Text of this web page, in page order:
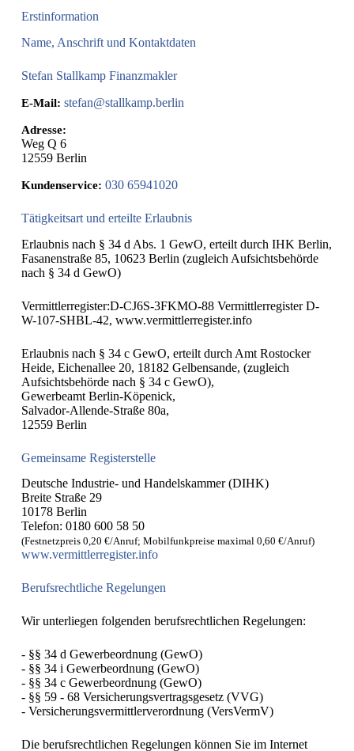
Erstinformation
Name, Anschrift und Kontaktdaten
Stefan Stallkamp Finanzmakler
E-Mail: stefan@stallkamp.berlin
Adresse:
Weg Q 6
12559 Berlin
Kundenservice: 030 65941020
Tätigkeitsart und erteilte Erlaubnis
Erlaubnis nach § 34 d Abs. 1 GewO, erteilt durch IHK Berlin,
Fasanenstraße 85, 10623 Berlin (zugleich Aufsichtsbehörde
nach § 34 d GewO)
Vermittlerregister:D-CJ6S-3FKMO-88 Vermittlerregister D-
W-107-SHBL-42, www.vermittlerregister.info
Erlaubnis nach § 34 c GewO, erteilt durch Amt Rostocker
Heide, Eichenallee 20, 18182 Gelbensande, (zugleich
Aufsichtsbehörde nach § 34 c GewO),
Gewerbeamt Berlin-Köpenick,
Salvador-Allende-Straße 80a,
12559 Berlin
Gemeinsame Registerstelle
Deutsche Industrie- und Handelskammer (DIHK)
Breite Straße 29
10178 Berlin
Telefon: 0180 600 58 50
(Festnetzpreis 0,20 €/​Anruf; Mobilfunk­preise maximal 0,60 €/​Anruf)
www​.ver​mitt​ler​re​gis​ter​.info
Berufsrechtliche Regelungen
Wir unterliegen folgenden berufsrechtlichen Regelungen:
- §§ 34 d Gewerbeordnung (GewO)
- §§ 34 i Gewerbeordnung (GewO)
- §§ 34 c Gewerbeordnung (GewO)
- §§ 59 - 68 Versicherungsvertragsgesetz (VVG)
- Versicherungsvermittlerverordnung (VersVermV)
Die berufsrechtlichen Regelungen können Sie im Internet